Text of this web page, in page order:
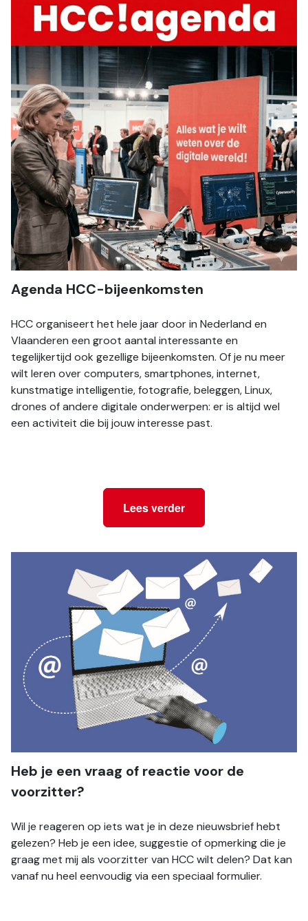
Agenda HCC-bijeenkomsten
HCC organiseert het hele jaar door in Nederland en
Vlaanderen een groot aantal interessante en
tegelijkertijd ook gezellige bijeenkomsten. Of je nu meer
wilt leren over computers, smartphones, internet,
kunstmatige intelligentie, fotografie, beleggen, Linux,
drones of andere digitale onderwerpen: er is altijd wel
een activiteit die bij jouw interesse past.
Lees verder
Heb je een vraag of reactie voor de
voorzitter?
Wil je reageren op iets wat je in deze nieuwsbrief hebt
gelezen? Heb je een idee, suggestie of opmerking die je
graag met mij als voorzitter van HCC wilt delen? Dat kan
vanaf nu heel eenvoudig via een speciaal formulier.